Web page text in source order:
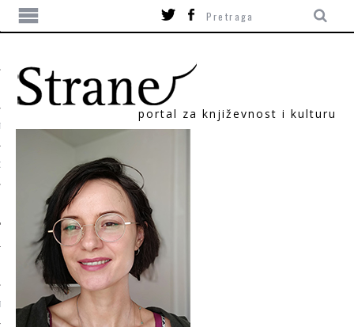
portal za književnost i kulturu